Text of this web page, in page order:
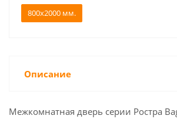
800x2000 мм.
Описание
Межкомнатная дверь серии Ростра